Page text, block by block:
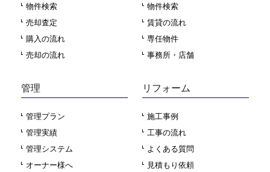
物件検索
売却査定
購入の流れ
売却の流れ
物件検索
賃貸の流れ
専任物件
事務所・店舗
管理
管理プラン
管理実績
管理システム
オーナー様へ
リフォーム
施工事例
工事の流れ
よくある質問
見積もり依頼